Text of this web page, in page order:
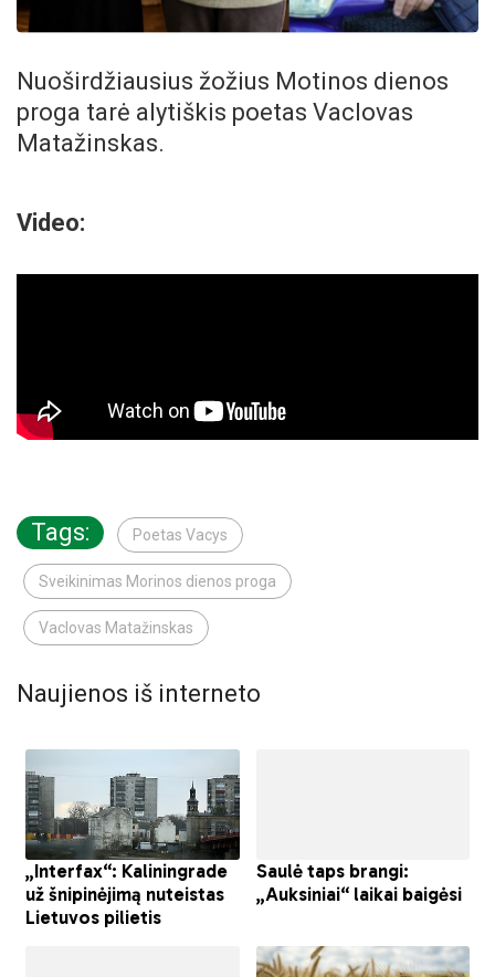
Nuoširdžiausius žožius Motinos dienos
proga tarė alytiškis poetas Vaclovas
Matažinskas.
Video:
Tags: Poetas Vacys
Sveikinimas Morinos dienos proga
Vaclovas Matažinskas
Naujienos iš interneto